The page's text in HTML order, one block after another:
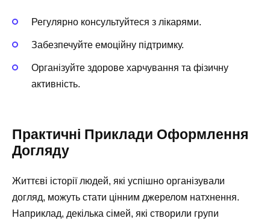
Регулярно консультуйтеся з лікарями.
Забезпечуйте емоційну підтримку.
Організуйте здорове харчування та фізичну
активність.
Практичні Приклади Оформлення
Догляду
Життєві історії людей, які успішно організували
догляд, можуть стати цінним джерелом натхнення.
Наприклад, декілька сімей, які створили групи